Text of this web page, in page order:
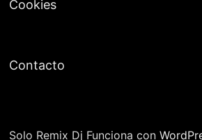
Cookies
Contacto
Solo Remix Dj Funciona con